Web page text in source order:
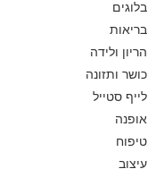
בלוגים
בריאות
הריון ולידה
כושר ותזונה
לייף סטייל
אופנה
טיפוח
עיצוב